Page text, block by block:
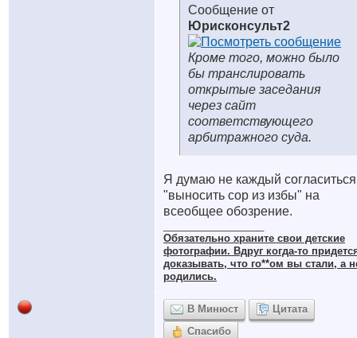
Сообщение от
Юрисконсульт2
Кроме того, можно было
бы транслировать
открытые заседания
через сайт
соответствующего
арбитражного суда.
Я думаю не каждый согласиться
"выносить сор из избы" на
всеобщее обозрение.
Обязательно храните cвои детские
фотографии. Вдруг когда-то
доказывать, что го**ом вы стали, а
родились.
В Минюст
Цитата
Спасибо